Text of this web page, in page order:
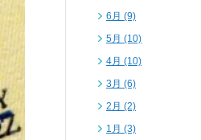
6月 (9)
5月 (10)
4月 (10)
3月 (6)
2月 (2)
1月 (3)